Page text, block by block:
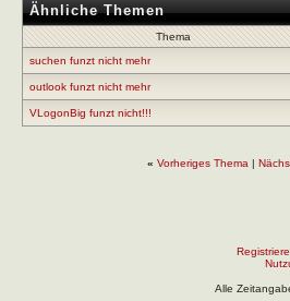
Ähnliche Themen
Thema
suchen funzt nicht mehr
outlook funzt nicht mehr
VLogonBig funzt nicht!!!
« Vorheriges Thema |
Alle